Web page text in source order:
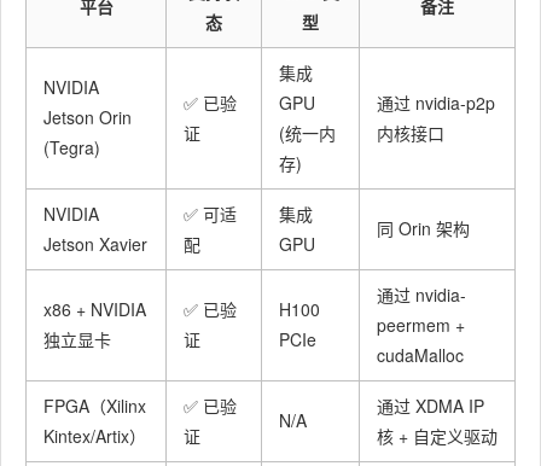
平台
态
型
备注
NVIDIA
Jetson Orin
(Tegra)
✅ 已验
证
集成
GPU
(统一内
存)
通过 nvidia-p2p
内核接口
NVIDIA
Jetson Xavier
✅ 可适
配
集成
GPU
同 Orin 架构
x86 + NVIDIA
独立显卡
✅ 已验
证
H100
PCIe
通过 nvidia-
peermem +
cudaMalloc
FPGA（Xilinx
Kintex/Artix）
✅ 已验
证
N/A
通过 XDMA IP
核 + 自定义驱动